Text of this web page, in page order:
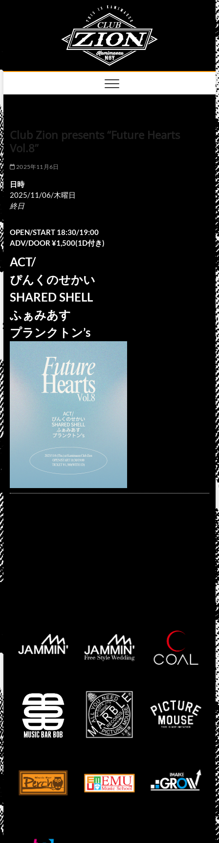
Club Zion presents “Future Hearts
Vol.8”
2025年11月6日
日時
2025/11/06/木曜日
終日
OPEN/START 18:30/19:00
ADV/DOOR ¥1,500(1D付き)
ACT/
ぴんくのせかい
SHARED SHELL
ふぁみあす
プランクトン’s